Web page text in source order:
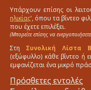
Υπάρχουν επίσης οι
ηλικίας', όπου τα βίντεο
που έχετε επιλέξει.
(Μπορείτε επίσης να
Στη Συνολική Λίστα
(εξώφυλλο) κάθε βίντεο
εμφανίζεται ένα μικρό
Πρόσθετες εντολές